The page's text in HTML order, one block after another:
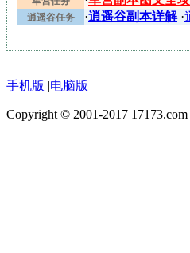
逍遥谷任务 ·逍遥谷副本详解·
手机版 |电脑版
Copyright © 2001-2017 17173.com